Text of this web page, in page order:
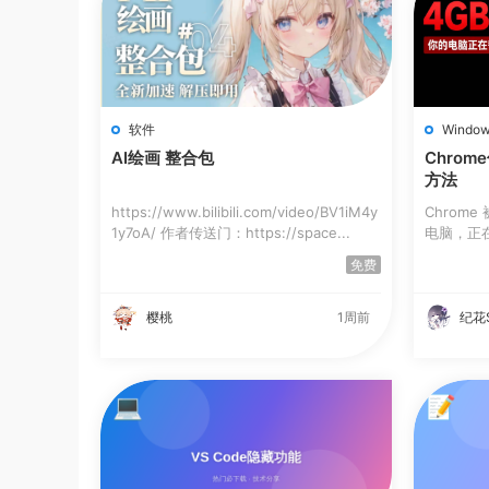
软件
AI绘画 整合包
https://www.bilibili.com/video/BV1iM4y
1y7oA/ 作者传送门：https://space...
免费
樱桃 1周前
Chrome
方法
Chrome
电脑，正
纪花